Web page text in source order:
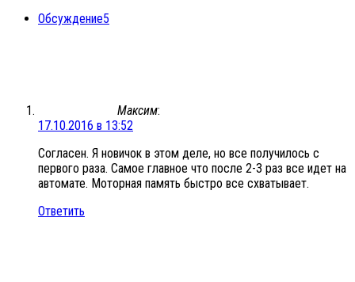
Обсуждение5
Максим:
17.10.2016 в 13:52
Согласен. Я новичок в этом деле, но все получилось с
первого раза. Самое главное что после 2-3 раз все идет на
автомате. Моторная память быстро все схватывает.
Ответить